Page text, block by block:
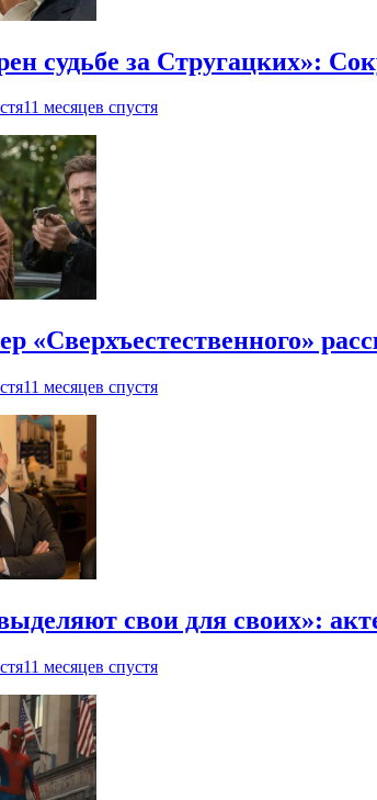
судьбе за Стругацких»:
11 месяцев спустя
«Сверхъестественного»
11 месяцев спустя
свои для своих»:
11 месяцев спустя